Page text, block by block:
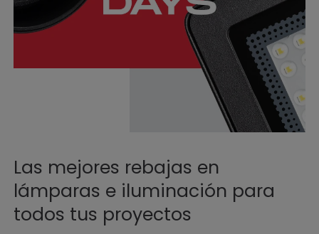
Las mejores rebajas en
lámparas e iluminación para
todos tus proyectos